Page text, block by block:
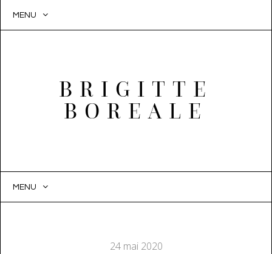
MENU
BRIGITTE
BOREALE
MENU
24 mai 2020